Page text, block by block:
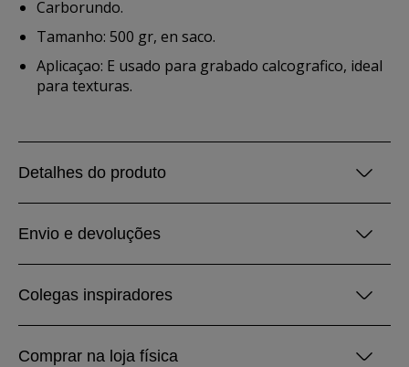
Carborundo.
Tamanho: 500 gr, en saco.
Aplicaçao: E usado para grabado calcografico, ideal
para texturas.
Detalhes do produto
Envio e devoluções
Colegas inspiradores
Comprar na loja física